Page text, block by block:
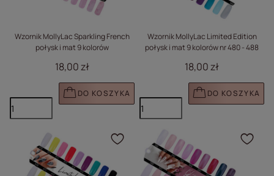
Wzornik MollyLac Sparkling French
połysk i mat 9 kolorów
18,00 zł
DO KOSZYKA
Wzornik MollyLac Limited Edition
połysk i mat 9 kolorów nr 480 - 488
18,00 zł
DO KOSZYKA
Kliknij, aby dodać